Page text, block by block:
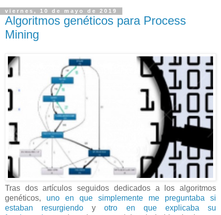
viernes, 10 de mayo de 2019
Algoritmos genéticos para Process
Mining
Tras dos artículos seguidos dedicados a los algoritmos
genéticos, uno en que simplemente me preguntaba si
estaban resurgiendo yotro en que explicaba su